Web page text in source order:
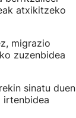
atxikitzeko
migrazio
zuzenbidea
sinatu duen
irtenbidea